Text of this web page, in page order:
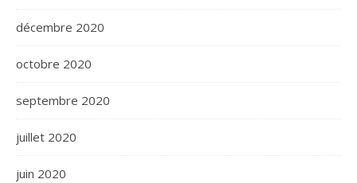
décembre 2020
octobre 2020
septembre 2020
juillet 2020
juin 2020